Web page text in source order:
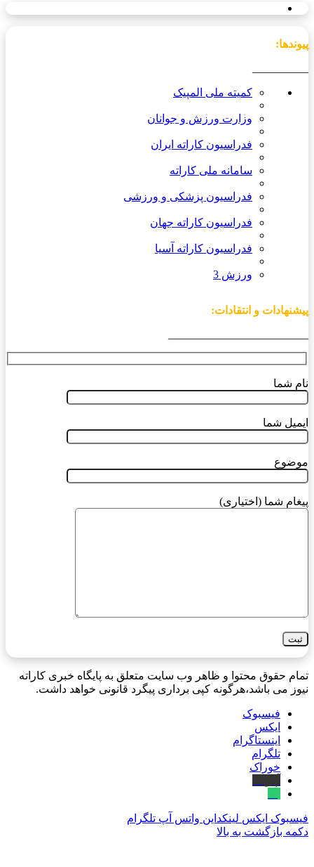
پیوندها:
کمیته ملی المپیک
وزارت ورزش و جوانان
فدراسیون کاراته ایران
سامانه ملی کاراته
فدراسیون پزشکی و ورزشی
فدراسیون کاراته جهان
فدراسیون کاراته آسیا
ورزش 3
پیشنهادات و انتقادات:
نام شما
ایمیل شما
موضوع
پیغام شما (اختیاری)
تمام حقوق محتوا و ظاهر وب سایت متعلق به پایگاه خبری کاراته
نیوز می باشد،هرگونه کپی برداری پیگرد قانونی خواهد داشت.
فیسبوک
ایکس
اینستاگرام
تلگرام
خوراک
فیسبوک ایکس لینکداین واتس آپ تلگرام
دکمه بازگشت به بالا